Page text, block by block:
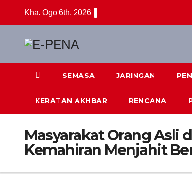
Kha. Ogo 6th, 2026
SEMASA JARINGAN
KERATAN AKHBAR RENCANA
Masyarakat Orang Asli
Kemahiran Menjahit